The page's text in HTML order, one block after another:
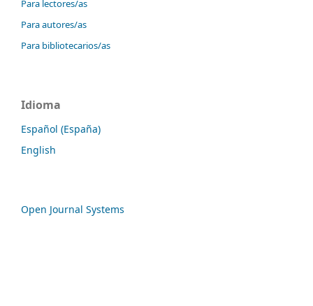
Para lectores/as
Para autores/as
Para bibliotecarios/as
Idioma
Español (España)
English
Open Journal Systems